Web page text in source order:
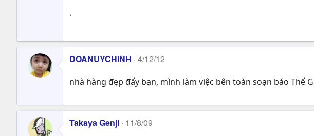
`
DOANUYCHINH 4/12/12
nhà hàng đẹp đấy bạn, mình làm việc bên toàn soạn báo Thế
Takaya Genji 11/8/09